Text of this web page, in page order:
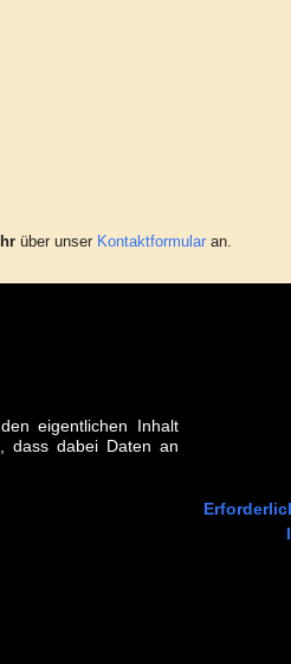
über unserKontaktformularan.
eigentlichen Inhalt
dass dabei Daten an